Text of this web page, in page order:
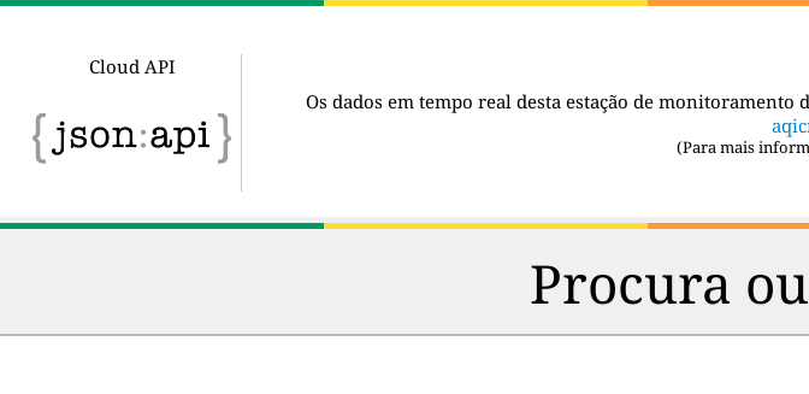
Cloud API
Os dados em tempo real desta estação de monitoramento
(Para mais
Procura